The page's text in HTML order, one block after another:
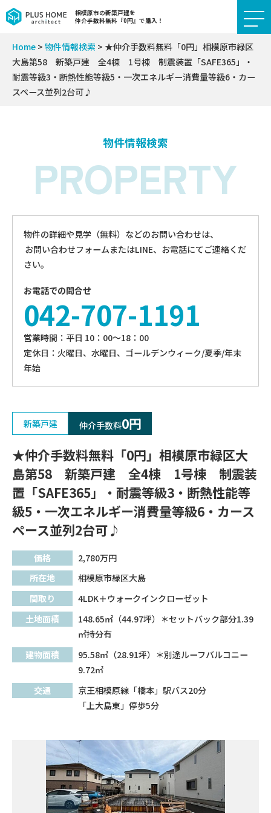
相模原市の新築戸建を
仲介手数料無料『0円』で購入！
Home > 物件情報検索 > ★仲介手数料無料「0円」相模原市緑区
大島第58 新築戸建 全4棟 1号棟 制震装置「SAFE365」・
耐震等級3・断熱性能等級5・一次エネルギー消費量等級6・カー
スペース並列2台可♪
物件情報検索
PROPERTY
物件の詳細や見学（無料）などのお問い合わせは、
お問い合わせフォームまたはLINE、お電話にてご連絡くだ
さい。
お電話での問合せ
042-707-1191
営業時間：平⽇ 10：00〜18：00
定休⽇：火曜日、⽔曜⽇、ゴールデンウィーク/夏季/年末
年始
新築戸建 仲介手数料0円
★仲介手数料無料「0円」相模原市緑区大
島第58 新築戸建 全4棟 1号棟 制震装
置「SAFE365」・耐震等級3・断熱性能等
級5・一次エネルギー消費量等級6・カース
ペース並列2台可♪
価格 2,780万円
所在地
相模原市緑区大島
間取り
4LDK＋ウォークインクローゼット
土地面積
148.65㎡（44.97坪）＊セットバック部分1.39
㎡持分有
建物面積
95.58㎡（28.91坪）＊別途ルーフバルコニー
9.72㎡
交通
京王相模原線「橋本」駅バス20分
「上大島東」停歩5分